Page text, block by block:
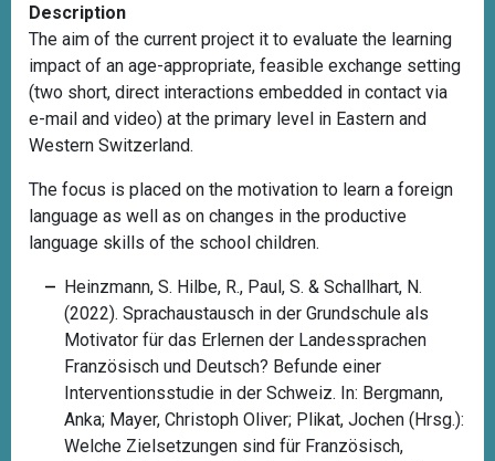
Description
The aim of the current project it to evaluate the learning
impact of an age-appropriate, feasible exchange setting
(two short, direct interactions embedded in contact via
e-mail and video) at the primary level in Eastern and
Western Switzerland.
The focus is placed on the motivation to learn a foreign
language as well as on changes in the productive
language skills of the school children.
Heinzmann, S. Hilbe, R., Paul, S. & Schallhart, N.
(2022). Sprachaustausch in der Grundschule als
Motivator für das Erlernen der Landessprachen
Französisch und Deutsch? Befunde einer
Interventionsstudie in der Schweiz. In: Bergmann,
Anka; Mayer, Christoph Oliver; Plikat, Jochen (Hrsg.):
Welche Zielsetzungen sind für Französisch,